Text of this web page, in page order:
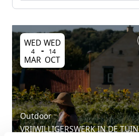
WED
4
MAR
-
WED
14
OCT
Outdoor
VRIJWILLIGERSWERK IN DE TUIN